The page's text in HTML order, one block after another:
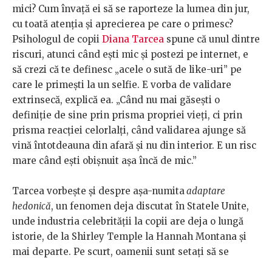
mici? Cum învață ei să se raporteze la lumea din jur,
cu toată atenția și aprecierea pe care o primesc?
Psihologul de copii Diana Tarcea spune că unul dintre
riscuri, atunci când ești mic și postezi pe internet, e
să crezi că te definesc „acele o sută de like-uri” pe
care le primești la un selfie. E vorba de validare
extrinsecă, explică ea. „Când nu mai găsești o
definiție de sine prin prisma propriei vieți, ci prin
prisma reacției celorlalți, când validarea ajunge să
vină întotdeauna din afară și nu din interior. E un risc
mare când ești obișnuit așa încă de mic.”
Tarcea vorbește și despre așa-numita adaptare
hedonică, un fenomen deja discutat în Statele Unite,
unde industria celebrității la copii are deja o lungă
istorie, de la Shirley Temple la Hannah Montana și
mai departe. Pe scurt, oamenii sunt setați să se